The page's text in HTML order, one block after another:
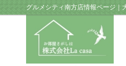
グルメシティ南方店情報ページ｜